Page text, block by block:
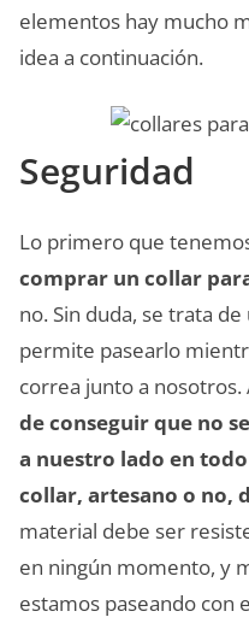
elementos hay mucho
idea a continuación.
Seguridad
Lo primero que
comprar un collar
no. Sin duda, se trata
permite pasearlo
correa junto a nosotros.
de conseguir que no
a nuestro lado en
collar, artesano o no,
material debe ser
en ningún momento, y
estamos paseando con